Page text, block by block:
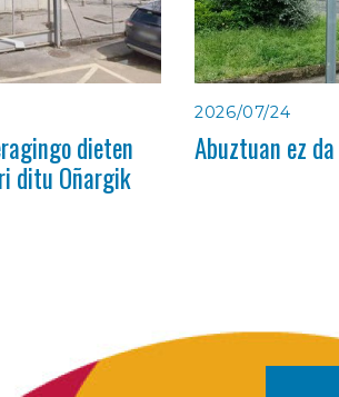
dieten
ditu Oñargik
2026/07/24
Abuztuan ez